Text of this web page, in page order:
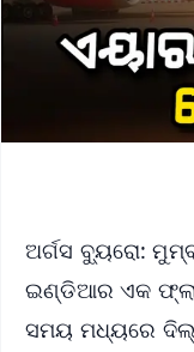
ଅର୍ଗସ ବ୍ୟୁରୋ:
ଇଣ୍ଡିଆର ଏକ
ସମୟ ମଧ୍ୟରେ